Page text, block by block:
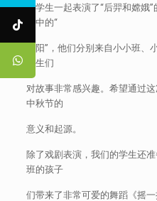
和学生一起表演了“后羿和嫦娥
事中的“
太阳”，他们分别来自小小班、
学生们
对故事非常感兴趣。希望通过
中秋节的
意义和起源。
除了戏剧表演，我们的学生还
班的孩子
们带来了非常可爱的舞蹈《摇